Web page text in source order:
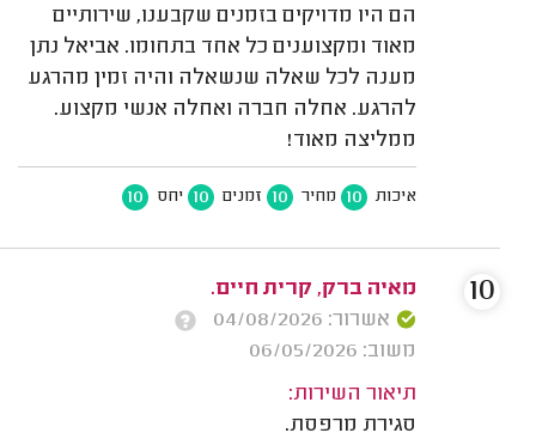
הם היו מדויקים בזמנים שקבענו, שירותיים
מאוד ומקצוענים כל אחד בתחומו. אביאל נתן
מענה לכל שאלה שנשאלה והיה זמין מהרגע
להרגע. אחלה חברה ואחלה אנשי מקצוע.
ממליצה מאוד!
איכות 10 מחיר 10 זמנים 10 יחס 10
מאיה ברק, קרית חיים.
אשרור: 04/08/2026
משוב: 06/05/2026
תיאור השירות:
סגירת מרפסת.
10